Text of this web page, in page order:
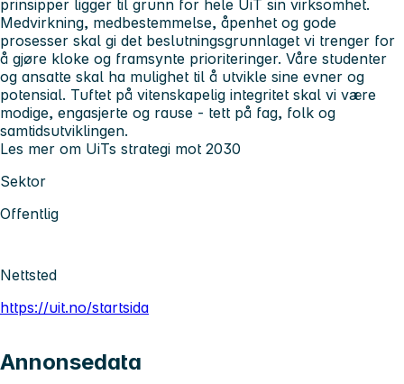
prinsipper ligger til grunn for hele UiT sin virksomhet.
Medvirkning, medbestemmelse, åpenhet og gode
prosesser skal gi det beslutningsgrunnlaget vi trenger for
å gjøre kloke og framsynte prioriteringer. Våre studenter
og ansatte skal ha mulighet til å utvikle sine evner og
potensial. Tuftet på vitenskapelig integritet skal vi være
modige, engasjerte og rause - tett på fag, folk og
samtidsutviklingen.
Les mer om UiTs strategi mot 2030
Sektor
Offentlig
Nettsted
https://uit.no/startsida
Annonsedata